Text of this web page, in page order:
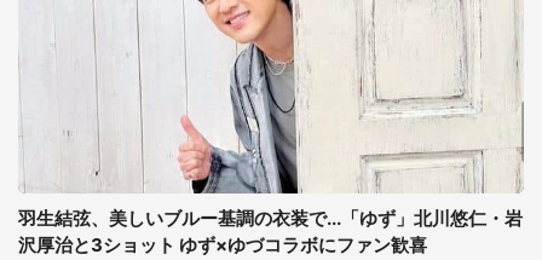
羽生結弦、美しいブルー基調の衣装で...「ゆず」北川悠仁・岩
沢厚治と3ショット ゆず×ゆづコラボにファン歓喜